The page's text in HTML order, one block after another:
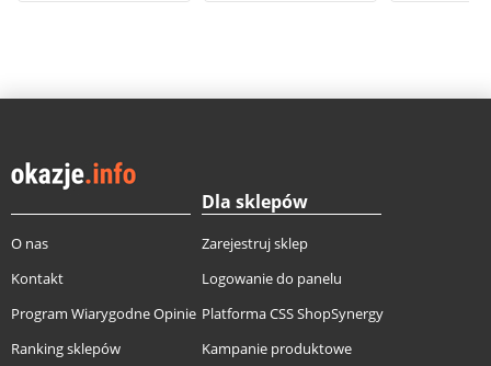
O nas
Kontakt
Program Wiarygodne Opinie
Ranking sklepów
Dla sklepów
Zarejestruj sklep
Logowanie do panelu
Platforma CSS ShopSynergy
Kampanie produktowe